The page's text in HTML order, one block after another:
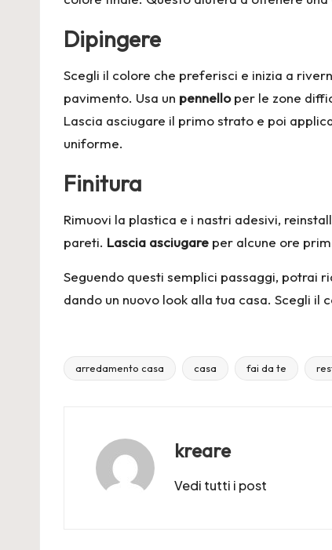
Dipingere
Scegli il colore che preferisci e inizia a
pavimento. Usa un pennelloper le zone
Lascia asciugare il primo strato e poi
uniforme.
Finitura
Rimuovi la plastica e i nastri adesivi,
pareti. Lascia asciugare per alcune ore
Seguendo questi semplici passaggi, potrai
dando un nuovo look alla tua casa. Scegli
Tags:
arredamento casa casa fai da te
kreare
Vedi tutti i post